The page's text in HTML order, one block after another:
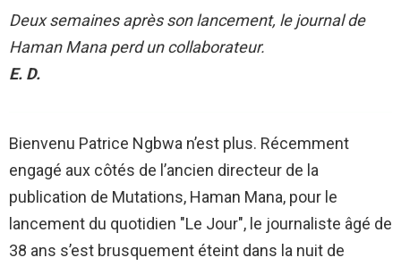
Deux semaines après son lancement, le journal de
Haman Mana perd un collaborateur.
E. D.
Bienvenu Patrice Ngbwa n’est plus. Récemment
engagé aux côtés de l’ancien directeur de la
publication de Mutations, Haman Mana, pour le
lancement du quotidien "Le Jour", le journaliste âgé de
38 ans s’est brusquement éteint dans la nuit de